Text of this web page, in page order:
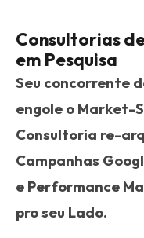
Consultorias
em Pesquisa
Seu concorrente
engole o Market-
Consultoria re-
Campanhas
e Performance
pro seu Lado.